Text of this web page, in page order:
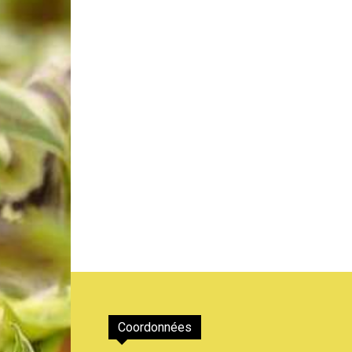
de
Coordonnées